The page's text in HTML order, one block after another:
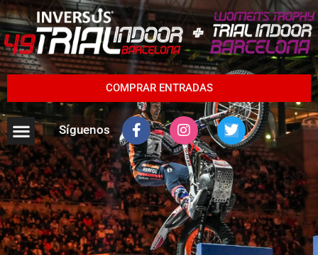
COMPRAR ENTRADAS
Síguenos